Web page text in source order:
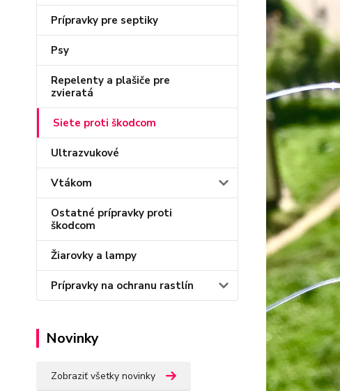
Prípravky pre septiky
Psy
Repelenty a plašiče pre
zvieratá
Siete proti škodcom
Ultrazvukové
Vtákom
Ostatné prípravky proti
škodcom
Žiarovky a lampy
Prípravky na ochranu rastlín
Novinky
Zobraziť všetky novinky